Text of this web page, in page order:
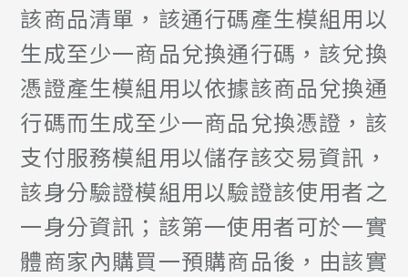
該商品清單，該通行碼產生模組用以
生成至少一商品兌換通行碼，該兌換
憑證產生模組用以依據該商品兌換通
行碼而生成至少一商品兌換憑證，該
支付服務模組用以儲存該交易資訊，
該身分驗證模組用以驗證該使用者之
一身分資訊；該第一使用者可於一實
體商家內購買一預購商品後，由該實